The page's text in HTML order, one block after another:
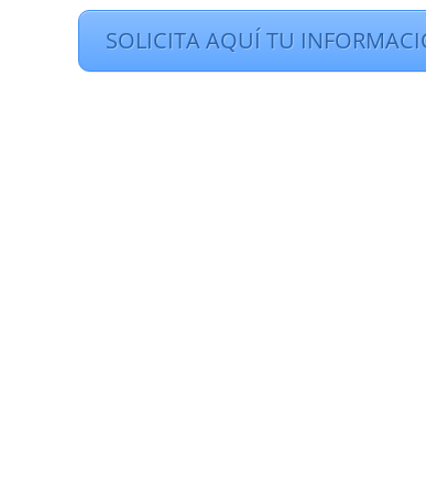
SOLICITA AQUÍ TU